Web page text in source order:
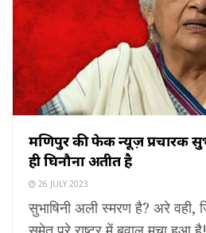
मणिपुर की फेक न्यूज़ प्रचारक
ही घिनौना अतीत है
26 JULY 2023
सुभाषिनी अली स्मरण है? अरे वही,